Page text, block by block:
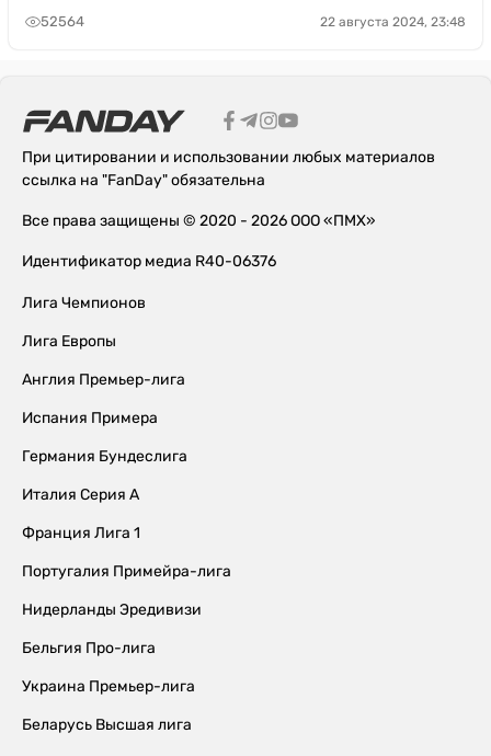
52564 22 августа 2024, 23:48
При цитировании и использовании любых материалов
ссылка на "FanDay" обязательна
Все права защищены © 2020 - 2026 ООО «ПМХ»
Идентификатор медиа R40-06376
Лига Чемпионов
Лига Европы
Англия Премьер-лига
Испания Примера
Германия Бундеслига
Италия Серия А
Франция Лига 1
Португалия Примейра-лига
Нидерланды Эредивизи
Бельгия Про-лига
Украина Премьер-лига
Беларусь Высшая лига